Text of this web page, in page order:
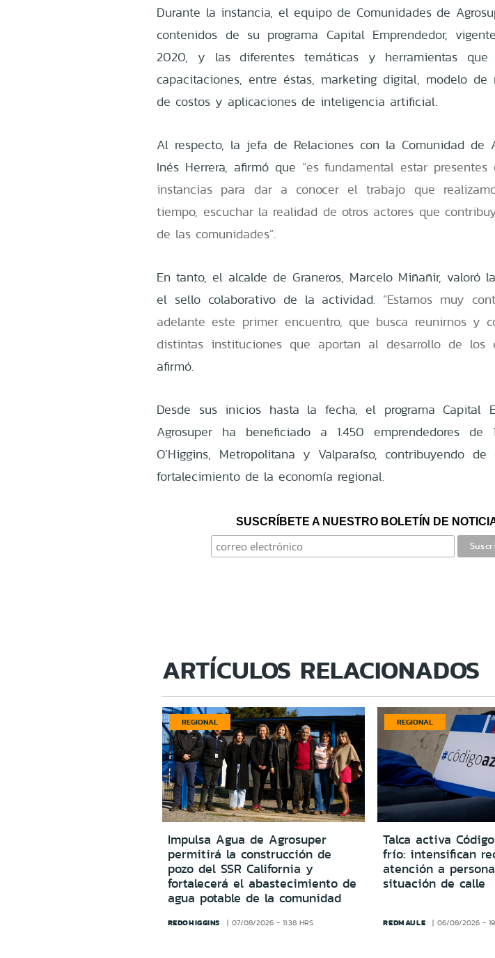
Durante la instancia, el equipo de Comunidades de
contenidos de su programa Capital Emprendedor,
2020, y las diferentes temáticas y herramientas que
capacitaciones, entre éstas, marketing digital, modelo de
de costos y aplicaciones de inteligencia artificial.
Al respecto, la jefa de Relaciones con la Comunidad de
Inés Herrera, afirmó que “es fundamental estar
instancias para dar a conocer el trabajo que
tiempo, escuchar la realidad de otros actores que
de las comunidades”.
En tanto, el alcalde de Graneros, Marcelo Miñañir, valoró
el sello colaborativo de la actividad. “Estamos muy
adelante este primer encuentro, que busca reunirnos y
distintas instituciones que aportan al desarrollo de los
afirmó.
Desde sus inicios hasta la fecha, el programa Capital
Agrosuper ha beneficiado a 1.450 emprendedores de
O’Higgins, Metropolitana y Valparaíso, contribuyendo
fortalecimiento de la economía regional.
SUSCRÍBETE A NUESTRO BOLETÍN DE
ARTÍCULOS RELACIONADOS
REGIONAL
Impulsa Agua de Agrosuper
permitirá la construcción de
pozo del SSR California y
fortalecerá el abastecimiento de
agua potable de la comunidad
REDOHIGGINS 07/08/2026 - 11:38 HRS
REGIONAL
Talca activa
frío: intensifican
atención a
situación de calle
REDMAULE 06/08/2026 -